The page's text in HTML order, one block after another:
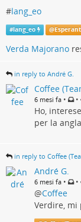
#lang_eo
#lang_eo @
Verda Majorano
in reply to André G.
Coffee
6 mesi fa • •
Ho,
per la
in reply to Coffee
André G.
6 mesi fa • •
@Coffee
Verdire, mi